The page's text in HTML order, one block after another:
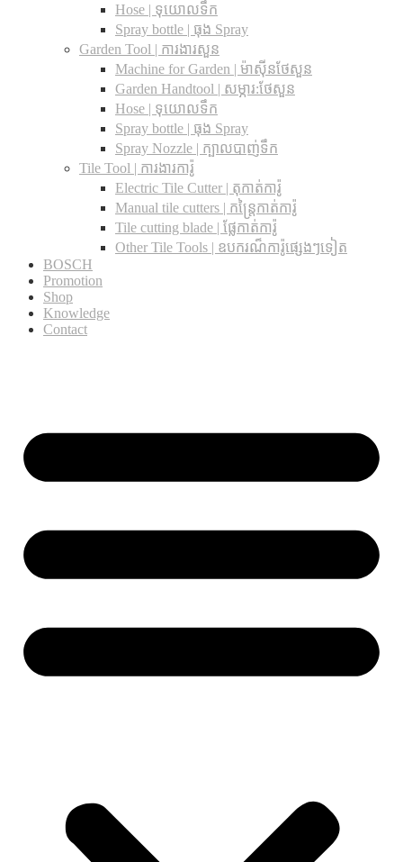
Hose | ទុយោលទឹក
Spray bottle | ធុង Spray
Garden Tool | ការងារសួន
Machine for Garden | ម៉ាស៊ីនថែសួន
Garden Handtool | សម្ភារ:ថែសួន
Hose | ទុយោលទឹក
Spray bottle | ធុង Spray
Spray Nozzle | ក្បាលបាញ់ទឹក
Tile Tool | ការងារការ៉ូ
Electric Tile Cutter | តុកាត់ការ៉ូ
Manual tile cutters | កន្ត្រៃកាត់ការ៉ូ
Tile cutting blade | ផ្លែកាត់ការ៉ូ
Other Tile Tools | ឧបករណ៏ការ៉ូផ្សេងៗទៀត
BOSCH
Promotion
Shop
Knowledge
Contact